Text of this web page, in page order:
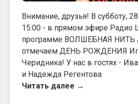
Внимание, друзья! В субботу,
15:00 - в прямом эфире Радио
программе ВОЛШЕБНАЯ
отмечаем ДЕНЬ РОЖДЕНИЯ
Черидника! У нас в гостях -
и Надежда Регентова
Читать далее →